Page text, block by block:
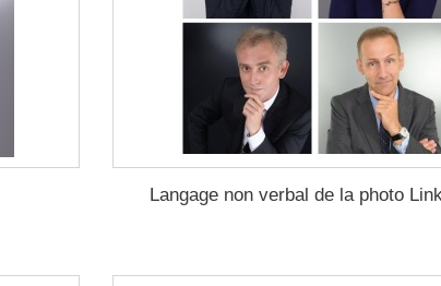
Langage non verbal de la photo